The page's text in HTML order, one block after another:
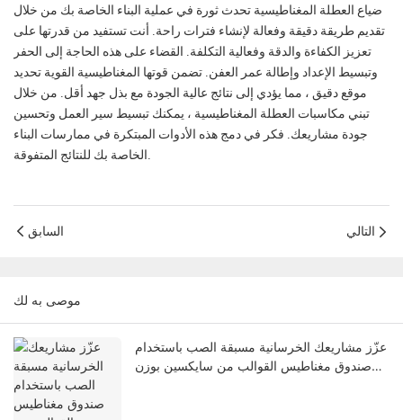
ضياع العطلة المغناطيسية تحدث ثورة في عملية البناء الخاصة بك من خلال
تقديم طريقة دقيقة وفعالة لإنشاء فترات راحة. أنت تستفيد من قدرتها على
تعزيز الكفاءة والدقة وفعالية التكلفة. القضاء على هذه الحاجة إلى الحفر
وتبسيط الإعداد وإطالة عمر العفن. تضمن قوتها المغناطيسية القوية تحديد
موقع دقيق ، مما يؤدي إلى نتائج عالية الجودة مع بذل جهد أقل. من خلال
تبني مكاسبات العطلة المغناطيسية ، يمكنك تبسيط سير العمل وتحسين
جودة مشاريعك. فكر في دمج هذه الأدوات المبتكرة في ممارسات البناء
الخاصة بك للنتائج المتفوقة.
السابق التالي
موصى به لك
عزّز مشاريعك الخرسانية مسبقة الصب باستخدام
صندوق مغناطيس القوالب من سايكسين بوزن